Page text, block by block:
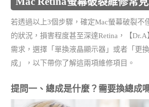
若透過以上3個步驟，確定Mac螢幕破裂不
的狀況，損害程度甚至深達Retina，【
需求，選擇「單換液晶顯示器」或者「更
成」，以下帶你了解這兩項維修項目。
提問一、總成是什麼？需要換總成